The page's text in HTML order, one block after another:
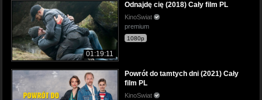
01:19:11
Odnajdę cię (2018) Cały film PL
KinoSwiat
premium
1080p
Powrót do tamtych dni (2021) Cały
film PL
KinoSwiat